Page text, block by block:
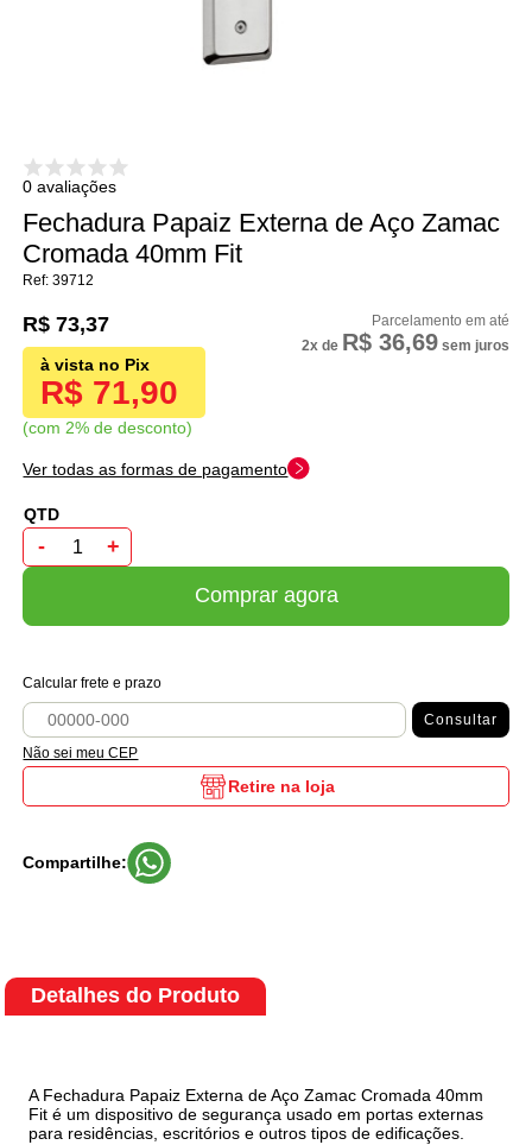
0 avaliações
Fechadura Papaiz Externa de Aço Zamac
Cromada 40mm Fit
39712
R$ 71,90
com 2% de desconto
R$ 73,37
2x de R$ 36,69sem juros
Ver todas as formas de pagamento
- +
Comprar agora
Calcular frete e prazo
Consultar
Não sei meu CEP
Retire na loja
Compartilhe:
Detalhes do Produto
A Fechadura Papaiz Externa de Aço Zamac Cromada 40mm
Fit é um dispositivo de segurança usado em portas externas
para residências, escritórios e outros tipos de edificações.